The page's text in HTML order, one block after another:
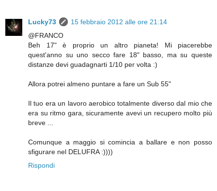
Lucky73
15 febbraio 2012 alle ore 21:14
@FRANCO
Beh 17" è proprio un altro pianeta! Mi piacerebbe
quest'anno su uno secco fare 18" basso, ma su queste
distanze devi guadagnarti 1/10 per volta :)
Allora potrei almeno puntare a fare un Sub 55"
Il tuo era un lavoro aerobico totalmente diverso dal mio che
era su ritmo gara, sicuramente avevi un recupero molto più
breve ...
Comunque a maggio si comincia a ballare e non posso
sfigurare nel DELUFRA :))))
Rispondi